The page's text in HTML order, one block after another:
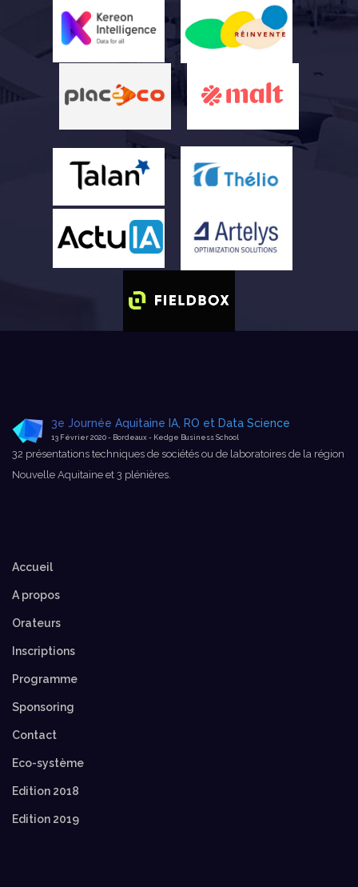
3e Journée Aquitaine IA, RO et Data Science
13 Février 2020 - Bordeaux - Kedge Business School
32 présentations techniques de sociétés ou de laboratoires de la région
Nouvelle Aquitaine et 3 plénières.
Accueil
A propos
Orateurs
Inscriptions
Programme
Sponsoring
Contact
Eco-système
Edition 2018
Edition 2019